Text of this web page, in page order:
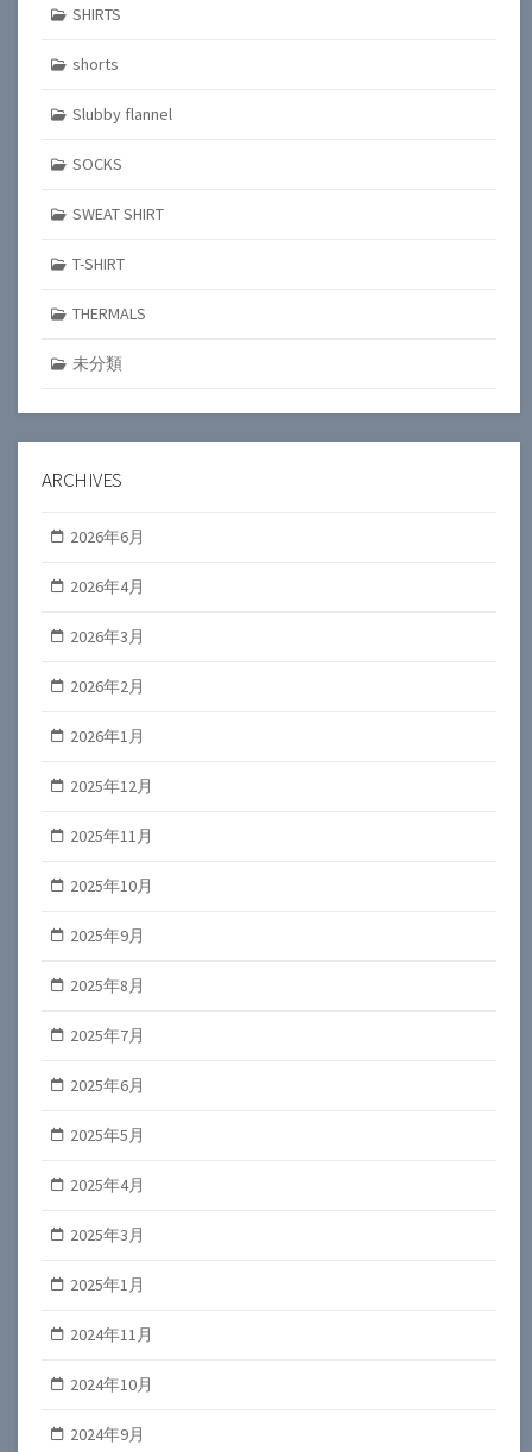
SHIRTS
shorts
Slubby flannel
SOCKS
SWEAT SHIRT
T-SHIRT
THERMALS
未分類
ARCHIVES
2026年6月
2026年4月
2026年3月
2026年2月
2026年1月
2025年12月
2025年11月
2025年10月
2025年9月
2025年8月
2025年7月
2025年6月
2025年5月
2025年4月
2025年3月
2025年1月
2024年11月
2024年10月
2024年9月